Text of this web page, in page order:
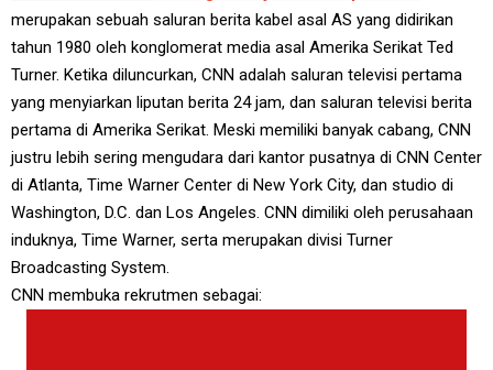
merupakan sebuah saluran berita kabel asal AS yang didirikan
tahun 1980 oleh konglomerat media asal Amerika Serikat Ted
Turner. Ketika diluncurkan, CNN adalah saluran televisi pertama
yang menyiarkan liputan berita 24 jam, dan saluran televisi berita
pertama di Amerika Serikat. Meski memiliki banyak cabang, CNN
justru lebih sering mengudara dari kantor pusatnya di CNN Center
di Atlanta, Time Warner Center di New York City, dan studio di
Washington, D.C. dan Los Angeles. CNN dimiliki oleh perusahaan
induknya, Time Warner, serta merupakan divisi Turner
Broadcasting System.
CNN membuka rekrutmen sebagai: